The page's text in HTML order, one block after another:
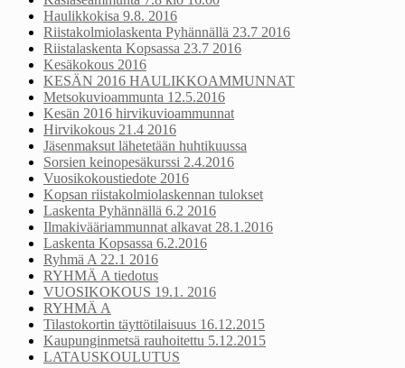
Haulikkokisa 9.8. 2016
Riistakolmiolaskenta Pyhännällä 23.7 2016
Riistalaskenta Kopsassa 23.7 2016
Kesäkokous 2016
KESÄN 2016 HAULIKKOAMMUNNAT
Metsokuvioammunta 12.5.2016
Kesän 2016 hirvikuvioammunnat
Hirvikokous 21.4 2016
Jäsenmaksut lähetetään huhtikuussa
Sorsien keinopesäkurssi 2.4.2016
Vuosikokoustiedote 2016
Kopsan riistakolmiolaskennan tulokset
Laskenta Pyhännällä 6.2 2016
Ilmakivääriammunnat alkavat 28.1.2016
Laskenta Kopsassa 6.2.2016
Ryhmä A 22.1 2016
RYHMÄ A tiedotus
VUOSIKOKOUS 19.1. 2016
RYHMÄ A
Tilastokortin täyttötilaisuus 16.12.2015
Kaupunginmetsä rauhoitettu 5.12.2015
LATAUSKOULUTUS